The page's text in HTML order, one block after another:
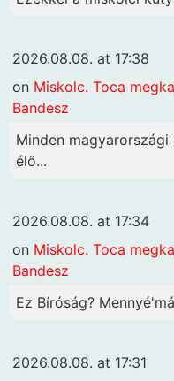
2026.08.08. at 17:38
on Miskolc. Toca
Bandesz
Minden
élő...
2026.08.08. at 17:34
on Miskolc. Toca
Bandesz
Ez Bíróság?
2026.08.08. at 17:31